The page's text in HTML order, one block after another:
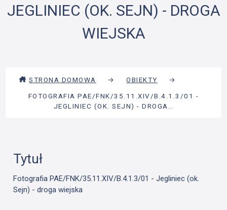
JEGLINIEC (OK. SEJN) - DROGA
WIEJSKA
STRONA DOMOWA → OBIEKTY
→
FOTOGRAFIA PAE/FNK/35.11.XIV/B.4.1.3/01 -
JEGLINIEC (OK. SEJN) - DROGA…
Tytuł
Fotografia PAE/FNK/35.11.XIV/B.4.1.3/01 - Jegliniec (ok.
Sejn) - droga wiejska